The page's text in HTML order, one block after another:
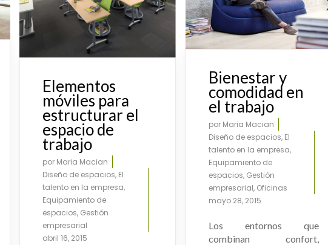
Bienestar y
comodidad en
el trabajo
por Maria Macian
Diseño de espacios, El
talento en la empresa,
Equipamiento de
espacios, Gestión
empresarial, Oficinas
mayo 28, 2015
Los entornos que
combinan confort,
Elementos
móviles para
estructurar el
espacio de
trabajo
por Maria Macian
Diseño de espacios, El
talento en la empresa,
Equipamiento de
espacios, Gestión
empresarial
abril 16, 2015